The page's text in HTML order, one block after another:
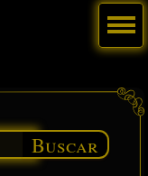
Buscar
Menú